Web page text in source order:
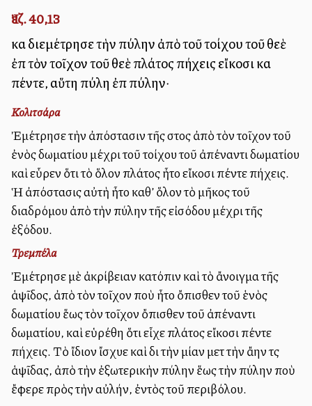
Ἰεζ. 40,13
καὶ διεμέτρησε τὴν πύλην ἀπὸ τοῦ τοίχου τοῦ θεὲ
ἐπὶ τὸν τοῖχον τοῦ θεὲ πλάτος πήχεις εἴκοσι καὶ
πέντε, αὕτη πύλη ἐπὶ πύλην·
Κολιτσάρα
Ἐμέτρησε τὴν ἀπόστασιν τῆς στοὰς ἀπὸ τὸν τοῖχον τοῦ
ἐνὸς δωματίου μέχρι τοῦ τοίχου τοῦ ἀπέναντι δωματίου
καὶ εὗρεν ὅτι τὸ ὅλον πλάτος ἦτο εἴκοσι πέντε πήχεις.
Ἡ ἀπόστασις αὐτὴ ἦτο καθ’ ὅλον τὸ μῆκος τοῦ
διαδρόμου ἀπὸ τὴν πύλην τῆς εἰσόδου μέχρι τῆς
ἐξόδου.
Τρεμπέλα
Ἐμέτρησε μὲ ἀκρίβειαν κατόπιν καὶ τὸ ἄνοιγμα τῆς
ἁψῖδος, ἀπὸ τὸν τοῖχον ποὺ ἦτο ὄπισθεν τοῦ ἑνὸς
δωματίου ἕως τὸν τοῖχον ὄπισθεν τοῦ ἀπέναντι
δωματίου, καὶ εὑρέθη ὅτι εἶχε πλάτος εἴκοσι πέντε
πήχεις. Τὸ ἴδιον ἴσχυε καὶ διὰ τὴν μίαν μετὰ τὴν ἄλλην τὰς
ἁψῖδας, ἀπὸ τὴν ἐξωτερικὴν πύλην ἕως τὴν πύλην ποὺ
ἔφερε πρὸς τὴν αὐλήν, ἐντὸς τοῦ περιβόλου.